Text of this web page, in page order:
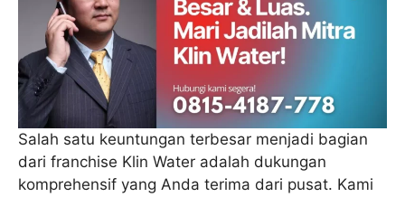
Salah satu keuntungan terbesar menjadi bagian
dari franchise Klin Water adalah dukungan
komprehensif yang Anda terima dari pusat. Kami